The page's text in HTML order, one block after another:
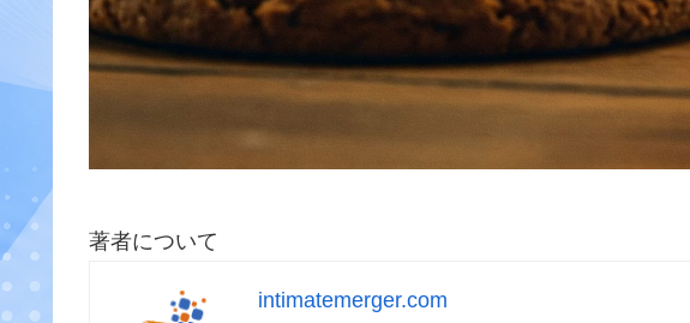
著者について
intimatemerger.com